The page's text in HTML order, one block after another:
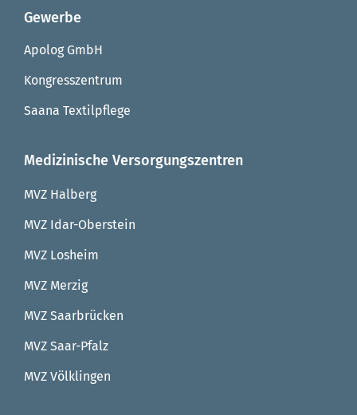
Gewerbe
Apolog GmbH
Kongresszentrum
Saana Textilpflege
Medizinische Versorgungszentren
MVZ Halberg
MVZ Idar-Oberstein
MVZ Losheim
MVZ Merzig
MVZ Saarbrücken
MVZ Saar-Pfalz
MVZ Völklingen